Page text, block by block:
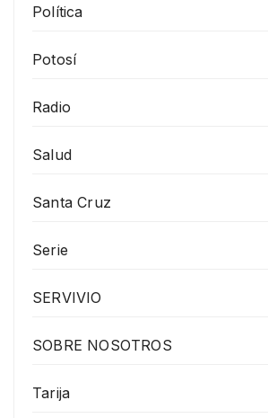
Política
Potosí
Radio
Salud
Santa Cruz
Serie
SERVIVIO
SOBRE NOSOTROS
Tarija